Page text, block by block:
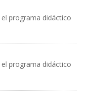
programa didáctico
programa didáctico